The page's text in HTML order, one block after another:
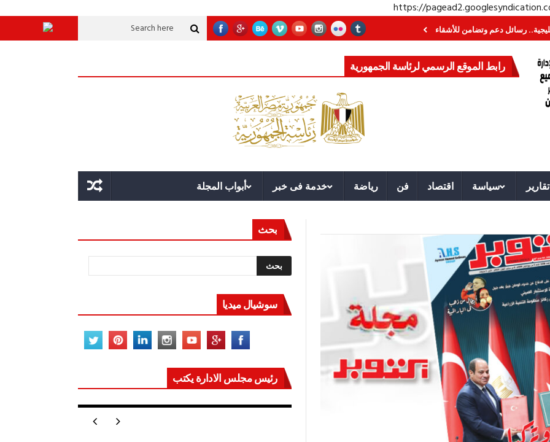
https://
دعم وتضامن للأشقاء جهاز مستقبل مصر نموذجا.. لماذا تُنشئ الدول كيانات تنموية عملاقة؟ قوة الدولة.. عندما يصبح التخطيط خط الدفاع الأول
رابط الموقع الرسمي لرئاسة الجمهورية
تقارير سياسة اقتصاد فن رياضة خدمة فى خبر أبواب المجلة
بحث
سوشيال ميديا
رئيس مجلس الادارة يكتب
مصر تعيد للعالم اتزانه أكتوبر «النصر» و«المجلة»